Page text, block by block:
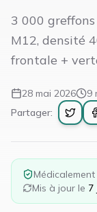
3 000
M12, densité
frontale +
28 mai 2026 9
Partager:
Mis à jour le 7